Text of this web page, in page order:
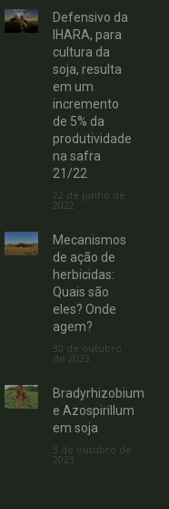
Defensivo da
IHARA, para
cultura da
soja, resulta
em um
incremento
de 5% da
produtividade
na safra
21/22
22 de junho de
2022
Mecanismos
de ação de
herbicidas:
Quais são
eles? Onde
agem?
30 de outubro
de 2023
Bradyrhizobium
e Azospirillum
em soja
3 de outubro de
2023